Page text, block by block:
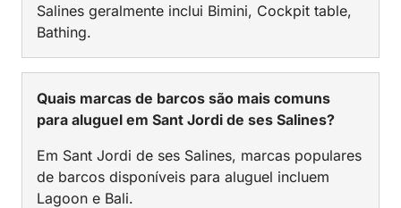
Salines geralmente inclui Bimini, Cockpit table,
Bathing.
Quais marcas de barcos são mais comuns
para aluguel em Sant Jordi de ses Salines?
Em Sant Jordi de ses Salines, marcas populares
de barcos disponíveis para aluguel incluem
Lagoon e Bali.